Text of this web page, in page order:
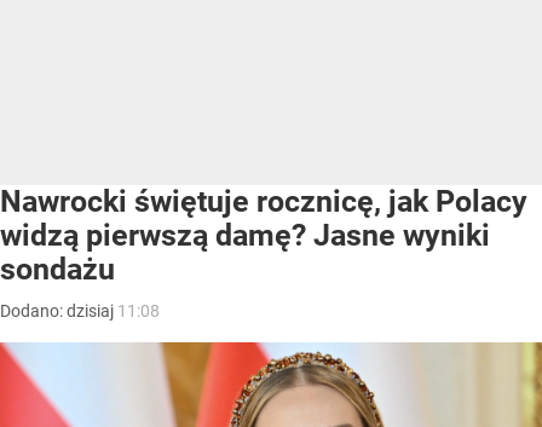
Nawrocki świętuje rocznicę, jak Polacy
widzą pierwszą damę? Jasne wyniki
sondażu
Dodano:dzisiaj 11:08